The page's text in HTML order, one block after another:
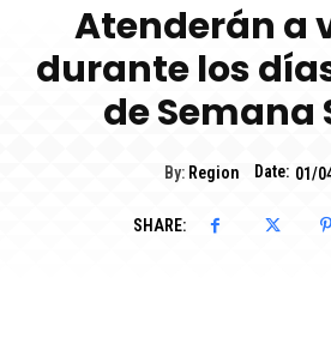
Atenderán a
durante los
de Semana
By: Region Date: 01/
SHARE: